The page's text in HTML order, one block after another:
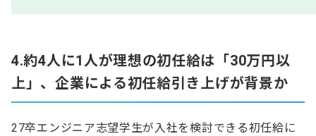
4.約4人に1人が理想の初任給は「30万円以
上」、企業による初任給引き上げが背景か
27卒エンジニア志望学生が入社を検討できる初任給に